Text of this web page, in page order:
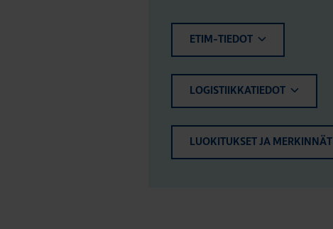
ETIM-TIEDOT
LOGISTIIKKATIEDOT
LUOKITUKSET JA MERKINNÄT